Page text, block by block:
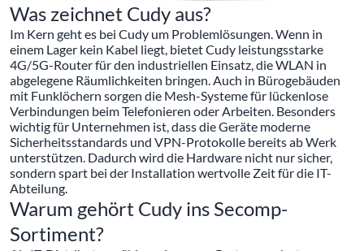
Was zeichnet Cudy aus?
Im Kern geht es bei Cudy um Problemlösungen. Wenn in
einem Lager kein Kabel liegt, bietet Cudy leistungsstarke
4G/5G-Router für den industriellen Einsatz, die WLAN in
abgelegene Räumlichkeiten bringen. Auch in Bürogebäuden
mit Funklöchern sorgen die Mesh-Systeme für lückenlose
Verbindungen beim Telefonieren oder Arbeiten. Besonders
wichtig für Unternehmen ist, dass die Geräte moderne
Sicherheitsstandards und VPN-Protokolle bereits ab Werk
unterstützen. Dadurch wird die Hardware nicht nur sicher,
sondern spart bei der Installation wertvolle Zeit für die IT-
Abteilung.
Warum gehört Cudy ins Secomp-
Sortiment?